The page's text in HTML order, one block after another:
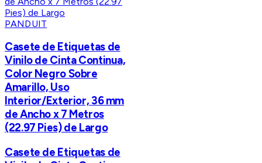
PANDUIT
Casete de Etiquetas de
Vinilo de Cinta Continua,
Color Negro Sobre
Amarillo, Uso
Interior/Exterior, 36 mm
de Ancho x 7 Metros
(22.97 Pies) de Largo
Casete de Etiquetas de